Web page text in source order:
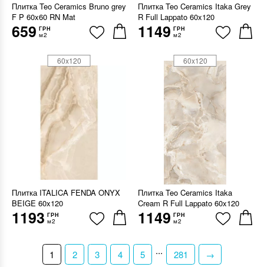
Плитка Teo Ceramics Bruno grey
F P 60x60 RN Mat
659 ГРН
м2
Плитка Teo Ceramics Itaka Grey
R Full Lappato 60x120
1149 ГРН
м2
Плитка ITALICA FENDA ONYX
BEIGE 60x120
1193 ГРН
м2
60x120
Плитка Teo Ceramics Itaka
Cream R Full Lappato 60x120
1149 ГРН
м2
60x120
1 2 3 4 5 ... 281
→